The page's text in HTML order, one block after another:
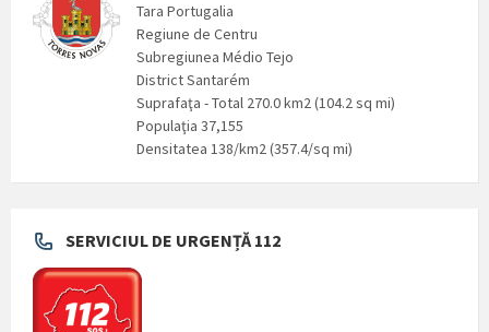
Tara Portugalia
Regiune de Centru
Subregiunea Médio Tejo
District Santarém
Suprafaţa - Total 270.0 km2 (104.2 sq mi)
Populaţia 37,155
Densitatea 138/km2 (357.4/sq mi)
SERVICIUL DE URGENȚĂ 112